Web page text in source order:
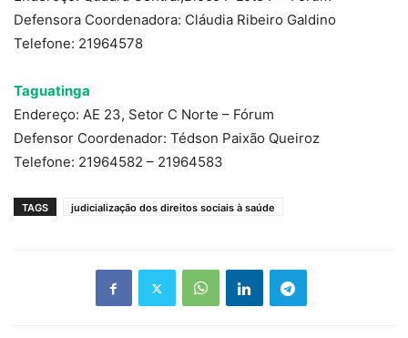
Defensora Coordenadora: Cláudia Ribeiro Galdino
Telefone: 21964578
Taguatinga
Endereço: AE 23, Setor C Norte – Fórum
Defensor Coordenador: Tédson Paixão Queiroz
Telefone: 21964582 – 21964583
TAGS judicialização dos direitos sociais à saúde